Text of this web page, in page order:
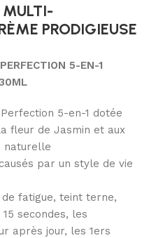
MULTI-
PRODIGIEUSE
5-EN-1
5-en-1 dotée
fleur de Jasmin et aux
naturelle
par un style de vie
de fatigue, teint terne,
secondes, les
après jour, les 1ers